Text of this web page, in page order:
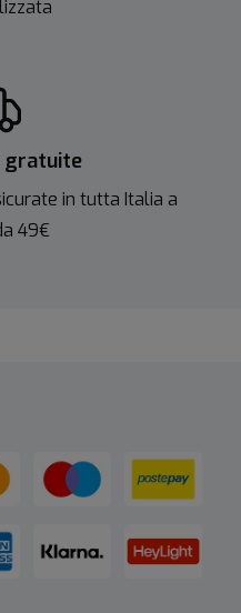
gratuite
in tutta Italia a
49€